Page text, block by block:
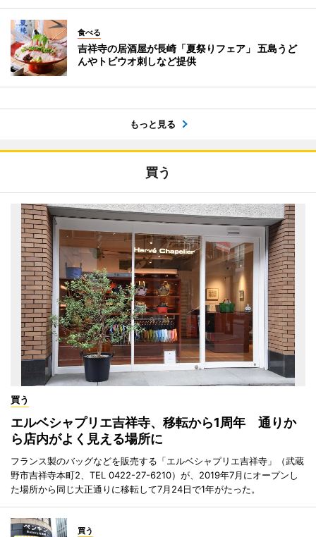
食べる
吉祥寺の居酒屋が長崎「夏祭りフェア」 五島うど
んやトビウオ刺しなど提供
もっと見る
買う
買う
エルベシャプリエ吉祥寺、移転から1周年 通りか
ら店内がよく見える場所に
フランス製のバッグなどを販売する「エルベシャプリエ吉祥寺」（武蔵
野市吉祥寺本町2、TEL 0422-27-6210）が、2019年7月にオープンし
た場所から同じ大正通りに移転して7月24日で1年がたった。
買う